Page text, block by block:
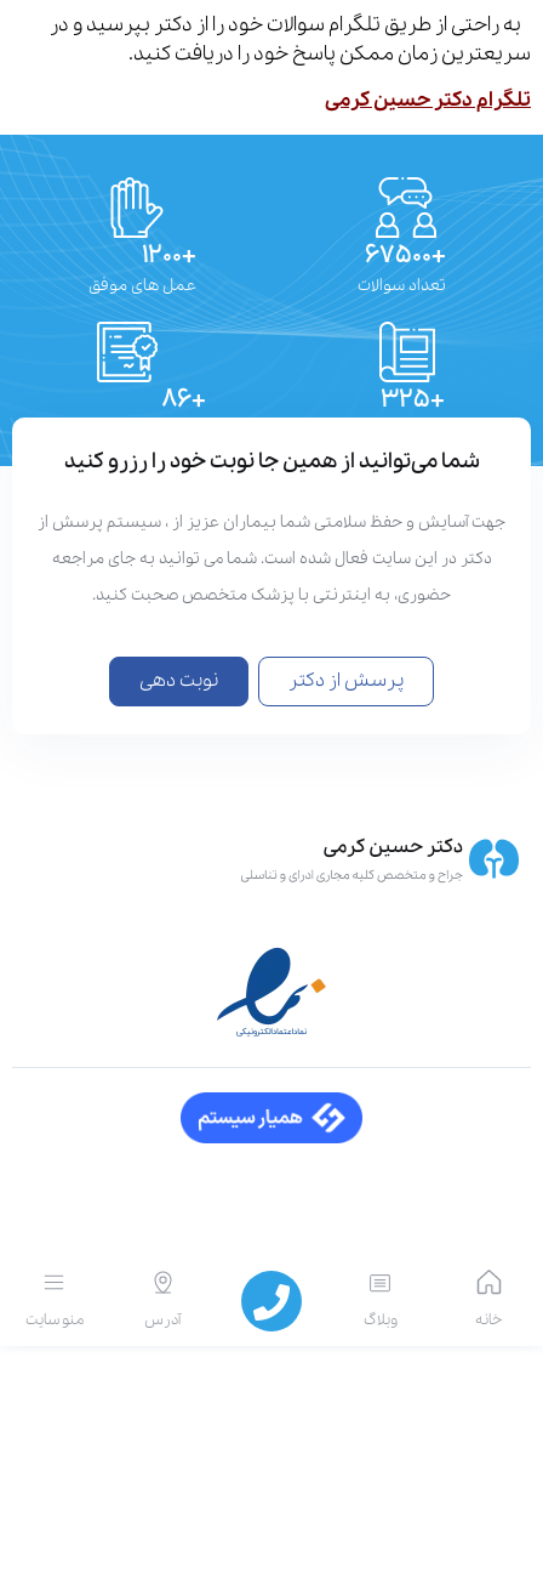
از طریق تلگرام سوالات خود را از دکتر بپرسید و در
زمان ممکن پاسخ خود را دریافت کنید.
دکتر حسین کرمی
تعداد سوالات عمل های موفق
شما می‌توانید از همین جا نوبت خود را رزرو کنید
آسایش و حفظ سلامتی شما بیماران عزیز از ، سیستم پرسش از
دکتر در این سایت فعال شده است. شما می توانید به جای مراجعه
حضوری، به اینترنتی با پزشک متخصص صحبت کنید.
پرسش از دکتر نوبت دهی
منو سایت